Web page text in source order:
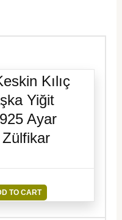
Kılıç
Yiğit
Ayar
TO CART